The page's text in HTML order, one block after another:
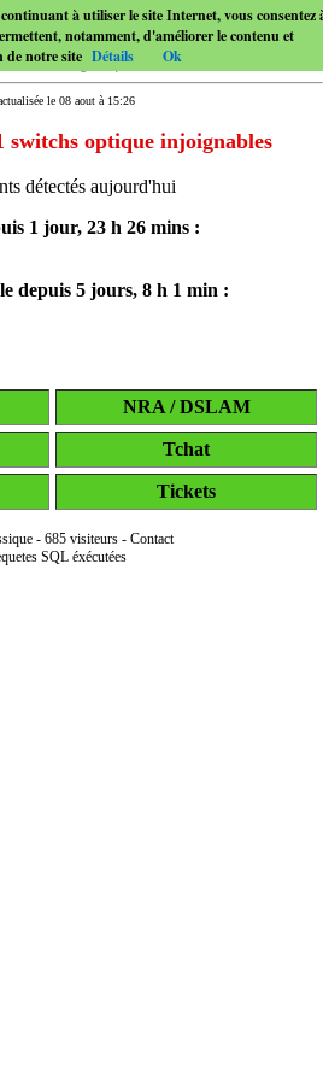
le 08 aout à 15:26
switchs optique injoignables
détectés aujourd'hui
1 jour, 23 h 26 mins :
depuis 5 jours, 8 h 1 min :
NRA / DSLAM
Tchat
Tickets
- 685 visiteurs - Contact
SQL éxécutées
à utiliser le site Internet, vous consentez
notamment, d'améliorer le contenu et
notre site Détails Ok